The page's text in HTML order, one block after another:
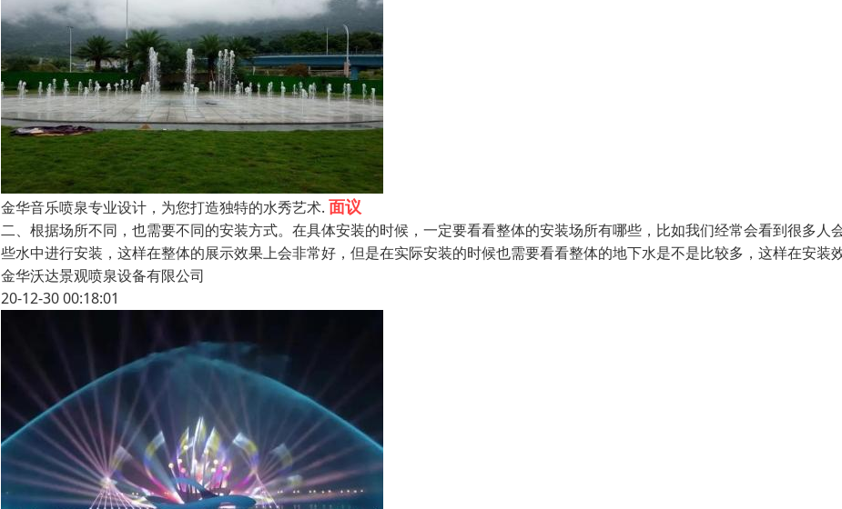
金华音乐喷泉专业设计，为您打造独特的水秀艺术. 面议
二、根据场所不同，也需要不同的安装方式。在具体安装的时候，一定要看看整体的安装场所有哪些，比如我们经常会看到很多人
些水中进行安装，这样在整体的展示效果上会非常好，但是在实际安装的时候也需要看看整体的地下水是不是比较多，这样在安装
金华沃达景观喷泉设备有限公司
20-12-30 00:18:01